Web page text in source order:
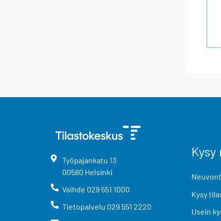
Työpajankatu 13
00580 Helsinki
Vaihde 029 551 1000
Tietopalvelu 029 551 2220
Kysy
Usein